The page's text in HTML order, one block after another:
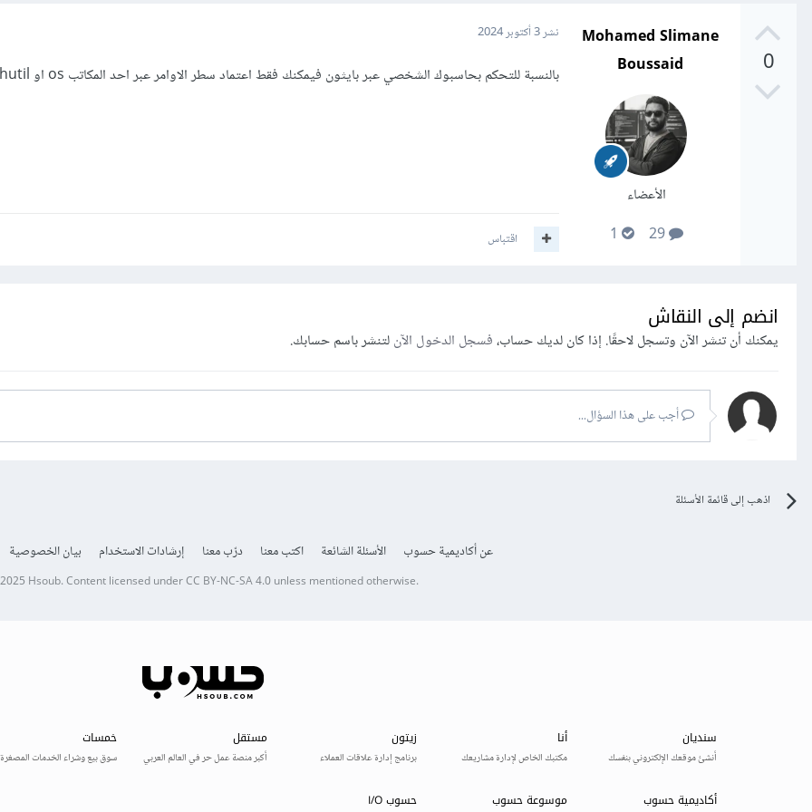
0
Mohamed Slimane
Boussaid
الأعضاء
29
نشر3 أكتوبر 2024
بالنسبة للتحكم بحاسبوك الشخصي عبر بايثون فيمكنك فقط اعتماد سطر الاوامر عبر احد المكاتب os او shutil
اقتباس
انضم إلى النقاش
يمكنك أن تنشر الآن وتسجل لاحقًا. إذا كان لديك حساب،فسجل الدخول الآنلتنشر باسم حسابك.
أجب على هذا السؤال...
اذهب إلى قائمة الأسئلة
عن أكاديمية حسوب الأسئلة الشائعة اكتب معنا درّب معنا إرشادات الاستخدام بيان الخصوصية
Hsoub.Content licensed underCC BY-NC-SA 4.0unless mentioned otherwise.